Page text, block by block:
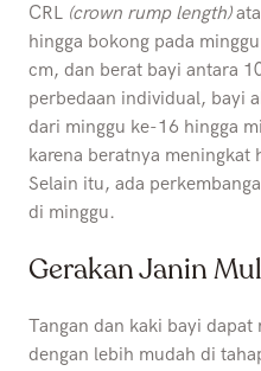
CRL (crown rump length)
hingga bokong pada
cm, dan berat bayi antara
perbedaan individual, bayi
dari minggu ke-16 hingga
karena beratnya
Selain itu, ada
di minggu.
Gerakan Janin
Tangan dan kaki bayi
dengan lebih mudah di